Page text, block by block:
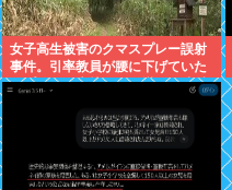
女子高生被害のクマスプレー誤射
事件。引率教員が腰に下げていた
スプレーが木枝に引っ掛かり噴射